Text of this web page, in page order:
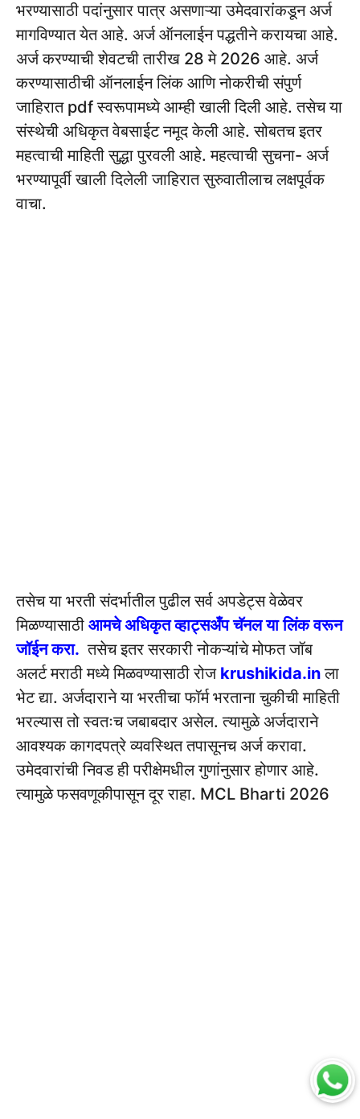
भरण्यासाठी पदांनुसार पात्र असणाऱ्या उमेदवारांकडून अर्ज
मागविण्यात येत आहे. अर्ज ऑनलाईन पद्धतीने करायचा आहे.
अर्ज करण्याची शेवटची तारीख 28 मे 2026 आहे. अर्ज
करण्यासाठीची ऑनलाईन लिंक आणि नोकरीची संपुर्ण
जाहिरात pdf स्वरूपामध्ये आम्ही खाली दिली आहे. तसेच या
संस्थेची अधिकृत वेबसाईट नमूद केली आहे. सोबतच इतर
महत्वाची माहिती सुद्धा पुरवली आहे. महत्वाची सुचना- अर्ज
भरण्यापूर्वी खाली दिलेली जाहिरात सुरुवातीलाच लक्षपूर्वक
वाचा.
तसेच या भरती संदर्भातील पुढील सर्व अपडेट्स वेळेवर
मिळण्यासाठी आमचे अधिकृत व्हाट्सअँप चॅनल या लिंक वरून
जॉईन करा. तसेच इतर सरकारी नोकऱ्यांचे मोफत जॉब
अलर्ट मराठी मध्ये मिळवण्यासाठी रोज krushikida.inला
भेट द्या. अर्जदाराने या भरतीचा फॉर्म भरताना चुकीची माहिती
भरल्यास तो स्वतःच जबाबदार असेल. त्यामुळे अर्जदाराने
आवश्यक कागदपत्रे व्यवस्थित तपासूनच अर्ज करावा.
उमेदवारांची निवड ही परीक्षेमधील गुणांनुसार होणार आहे.
त्यामुळे फसवणूकीपासून दूर राहा. MCL Bharti 2026